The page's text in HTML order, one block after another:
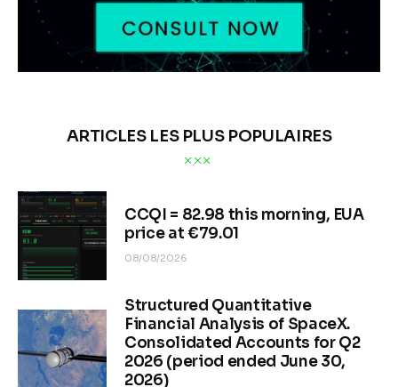
ARTICLES LES PLUS POPULAIRES
CCQI = 82.98 this morning, EUA
price at €79.01
08/08/2026
Structured Quantitative
Financial Analysis of SpaceX.
Consolidated Accounts for Q2
2026 (period ended June 30,
2026)